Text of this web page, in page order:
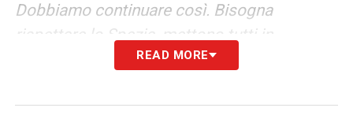
Dobbiamo continuare così. Bisogna
rispettare lo Spezia, mettono tutti in
difficoltà e il nome è relativo. Abbiamo
quando ne avevamo l’opportunità. Questa
READ MORE